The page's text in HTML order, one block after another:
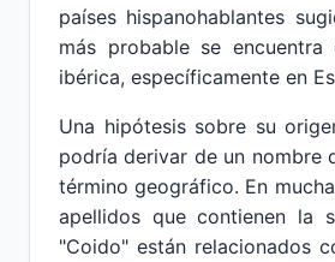
países hispanohablantes
más probable se encuentra
ibérica, específicamente en
Una hipótesis sobre su
podría derivar de un nombre
término geográfico. En
apellidos que contienen la
"Coido" están relacionados